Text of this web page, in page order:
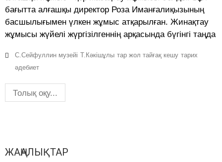
бағытта алғашқы директор Роза Иманғалиқызының
басшылығымен үлкен жұмыс атқарылған. Жинақтау
жұмысы жүйелі жүргізілгеннің арқасында бүгінгі таңда
С.Сейфуллин музейі Т.Кәкішұлы тар жол тайғақ кешу тарих
әдебиет
Толық оқу...
ЖАҢАЛЫҚТАР